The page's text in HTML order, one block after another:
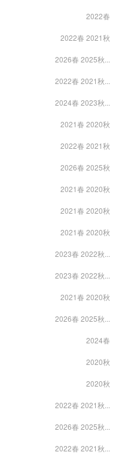
2022春
2022春 2021秋
2026春 2025秋...
2022春 2021秋...
2024春 2023秋...
2021春 2020秋
2022春 2021秋
2026春 2025秋
2021春 2020秋
2021春 2020秋
2021春 2020秋
2023春 2022秋...
2023春 2022秋...
2021春 2020秋
2026春 2025秋...
2024春
2020秋
2020秋
2022春 2021秋...
2026春 2025秋...
2022春 2021秋...